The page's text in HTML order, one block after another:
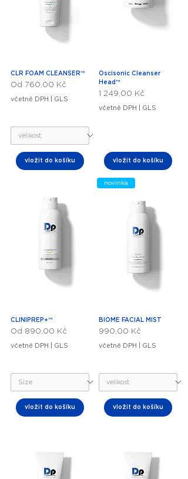
CLR FOAM CLEANSER™
Od 760,00 Kč
Zvýhodněná cena
včetně DPH GLS
vložit do košíku
Oscisonic Cleanser
Head™
Cena
1 249,00 Kč
včetně DPH GLS
vložit do košíku
CLINIPREP+™
Od 890,00 Kč
Zvýhodněná cena
včetně DPH GLS
vložit do košíku
novinka
BIOME FACIAL MIST
Cena
990,00 Kč
včetně DPH GLS
vložit do košíku